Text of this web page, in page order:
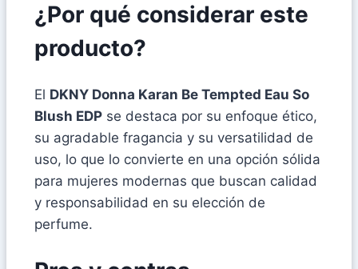
¿Por qué considerar este
producto?
El DKNY Donna Karan Be Tempted Eau So
Blush EDP se destaca por su enfoque ético,
su agradable fragancia y su versatilidad de
uso, lo que lo convierte en una opción sólida
para mujeres modernas que buscan calidad
y responsabilidad en su elección de
perfume.